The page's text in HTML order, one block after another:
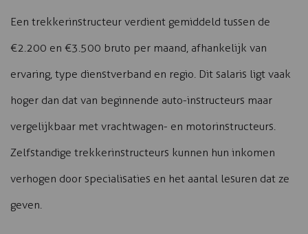
Een trekkerinstructeur verdient gemiddeld tussen de
€2.200 en €3.500 bruto per maand, afhankelijk van
ervaring, type dienstverband en regio. Dit salaris ligt vaak
hoger dan dat van beginnende auto-instructeurs maar
vergelijkbaar met vrachtwagen- en motorinstructeurs.
Zelfstandige trekkerinstructeurs kunnen hun inkomen
verhogen door specialisaties en het aantal lesuren dat ze
geven.